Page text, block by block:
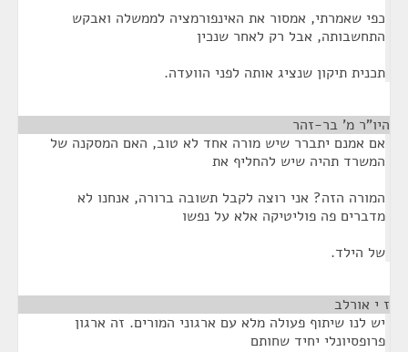
כפי שאמרתי, אמסור את האינפורמציה לממשלה ואבקש
התחשבותה, אבל רק לאחר שנכין
תכנית תיקון שנציג אותה לפני הוועדה.
היו"ר מ' בר-זהר
אם אמנם יתברר שיש מורה אחד לא טוב, האם המסקנה של
המשרד תהיה שיש להחליף את
המורה הזה? אני רוצה לקבל תשובה ברורה, אנחנו לא
מדברים פה פוליטיקה אלא על נפשו
של הילד.
ז י אורלב
יש לנו שיתוף פעולה מלא עם ארגוני המורים. זה ארגון
פרופסיונלי יחיד שחותם